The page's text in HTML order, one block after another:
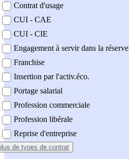
Contrat d'usage
CUI - CAE
CUI - CIE
Engagement à servir dans la réserve
Franchise
Insertion par l'activ.éco.
Portage salarial
Profession commerciale
Profession libérale
Reprise d'entreprise
de types de contrat